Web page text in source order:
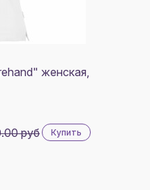
женская,
руб Купить